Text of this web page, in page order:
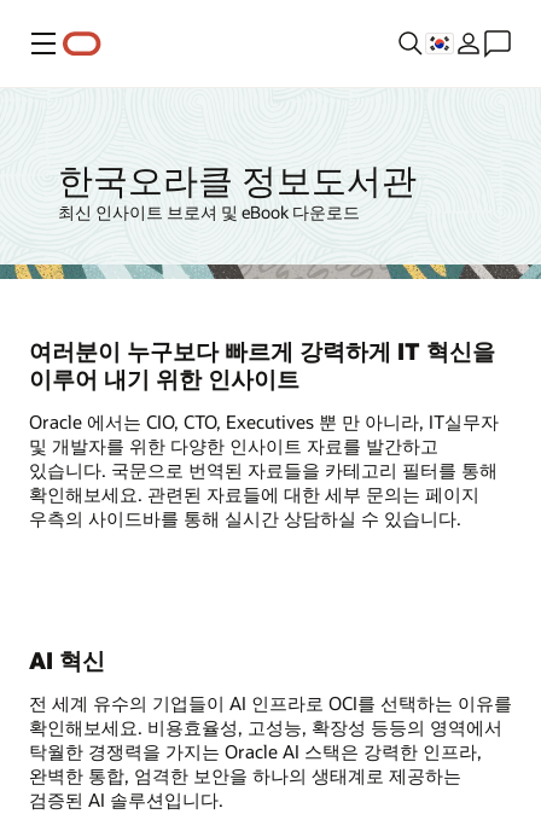
메뉴
한국오라클 정보도서관
최신 인사이트 브로셔 및 eBook 다운로드
여러분이 누구보다 빠르게 강력하게 IT 혁신을
이루어 내기 위한 인사이트
Oracle 에서는 CIO, CTO, Executives 뿐 만 아니라, IT실무자
및 개발자를 위한 다양한 인사이트 자료를 발간하고
있습니다. 국문으로 번역된 자료들을 카테고리 필터를 통해
확인해보세요. 관련된 자료들에 대한 세부 문의는 페이지
우측의 사이드바를 통해 실시간 상담하실 수 있습니다.
AI 혁신
전 세계 유수의 기업들이 AI 인프라로 OCI를 선택하는 이유를
확인해보세요. 비용효율성, 고성능, 확장성 등등의 영역에서
탁월한 경쟁력을 가지는 Oracle AI 스택은 강력한 인프라,
완벽한 통합, 엄격한 보안을 하나의 생태계로 제공하는
검증된 AI 솔루션입니다.